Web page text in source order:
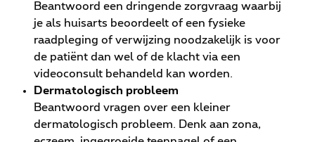
Beantwoord een dringende zorgvraag waarbij
je als huisarts beoordeelt of een fysieke
raadpleging of verwijzing noodzakelijk is voor
de patiënt dan wel of de klacht via een
videoconsult behandeld kan worden.
Dermatologisch probleem
Beantwoord vragen over een kleiner
dermatologisch probleem. Denk aan zona,